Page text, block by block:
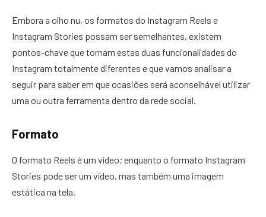
Embora a olho nu, os formatos do Instagram Reels e
Instagram Stories possam ser semelhantes, existem
pontos-chave que tornam estas duas funcionalidades do
Instagram totalmente diferentes e que vamos analisar a
seguir para saber em que ocasiões será aconselhável utilizar
uma ou outra ferramenta dentro da rede social.
Formato
O formato Reels é um vídeo; enquanto o formato Instagram
Stories pode ser um vídeo, mas também uma imagem
estática na tela.